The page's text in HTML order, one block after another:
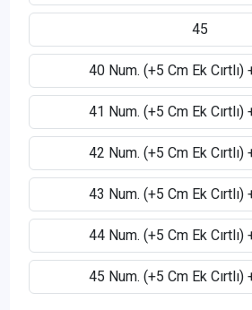
45
40 Num. (+5 Cm Ek Cırtlı)
41 Num. (+5 Cm Ek Cırtlı)
42 Num. (+5 Cm Ek Cırtlı)
43 Num. (+5 Cm Ek Cırtlı)
44 Num. (+5 Cm Ek Cırtlı)
45 Num. (+5 Cm Ek Cırtlı)